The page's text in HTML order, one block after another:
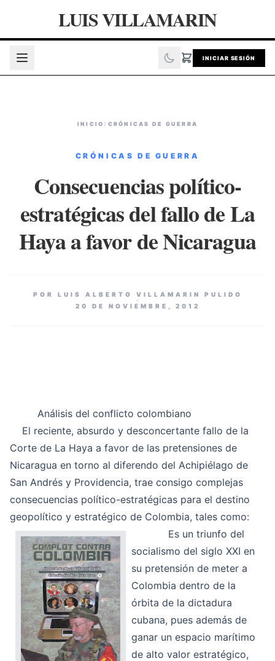
LUIS VILLAMARIN
INICIAR SESIÓN
INICIO / CRÓNICAS DE GUERRA
CRÓNICAS DE GUERRA
Consecuencias político-
estratégicas del fallo de La
Haya a favor de Nicaragua
POR LUIS ALBERTO VILLAMARIN PULIDO
20 DE NOVIEMBRE, 2012
Análisis del conflicto colombiano
El reciente, absurdo y desconcertante fallo de la
Corte de La Haya a favor de las pretensiones de
Nicaragua en torno al diferendo del Achipiélago de
San Andrés y Providencia, trae consigo complejas
consecuencias político-estratégicas para el destino
geopolítico y estratégico de Colombia, tales como:
Es un triunfo del
socialismo del siglo XXI en
su pretensión de meter a
Colombia dentro de la
órbita de la dictadura
cubana, pues además de
ganar un espacio marítimo
de alto valor estratégico,